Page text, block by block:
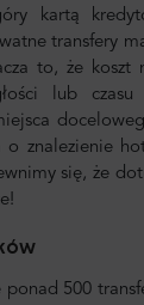
kartą
transfery
to, że koszt
lub czasu
znalezienie
się, że
ponad 500